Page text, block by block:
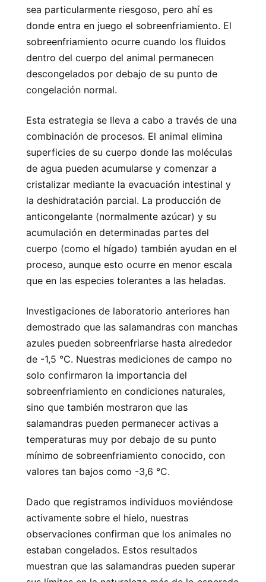
sea particularmente riesgoso, pero ahí es
donde entra en juego el sobreenfriamiento. El
sobreenfriamiento ocurre cuando los fluidos
dentro del cuerpo del animal permanecen
descongelados por debajo de su punto de
congelación normal.
Esta estrategia se lleva a cabo a través de una
combinación de procesos. El animal elimina
superficies de su cuerpo donde las moléculas
de agua pueden acumularse y comenzar a
cristalizar mediante la evacuación intestinal y
la deshidratación parcial. La producción de
anticongelante (normalmente azúcar) y su
acumulación en determinadas partes del
cuerpo (como el hígado) también ayudan en el
proceso, aunque esto ocurre en menor escala
que en las especies tolerantes a las heladas.
Investigaciones de laboratorio anteriores han
demostrado que las salamandras con manchas
azules pueden sobreenfriarse hasta alrededor
de -1,5 °C. Nuestras mediciones de campo no
solo confirmaron la importancia del
sobreenfriamiento en condiciones naturales,
sino que también mostraron que las
salamandras pueden permanecer activas a
temperaturas muy por debajo de su punto
mínimo de sobreenfriamiento conocido, con
valores tan bajos como -3,6 °C.
Dado que registramos individuos moviéndose
activamente sobre el hielo, nuestras
observaciones confirman que los animales no
estaban congelados. Estos resultados
muestran que las salamandras pueden superar